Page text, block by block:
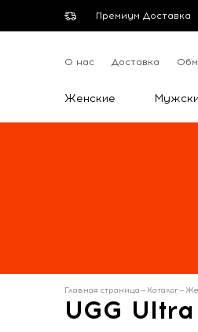
Премиум Доставка
О нас Доставка
Женские
Главная страница— Каталог—
UGG